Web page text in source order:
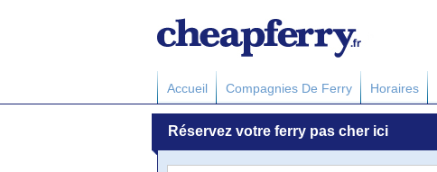
Accueil Compagnies De Ferry Horaires